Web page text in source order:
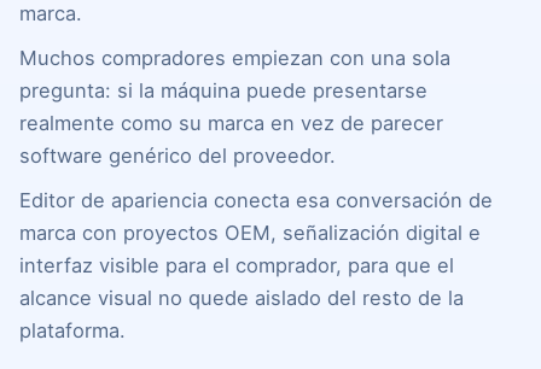
marca.
Muchos compradores empiezan con una sola
pregunta: si la máquina puede presentarse
realmente como su marca en vez de parecer
software genérico del proveedor.
Editor de apariencia conecta esa conversación de
marca con proyectos OEM, señalización digital e
interfaz visible para el comprador, para que el
alcance visual no quede aislado del resto de la
plataforma.